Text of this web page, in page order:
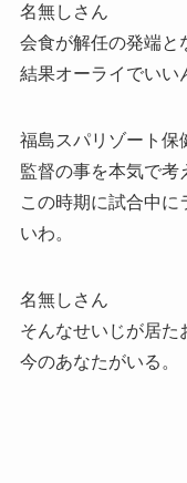
名無しさん
会食が解任の発端と
結果オーライでいい
福島スパリゾート保
監督の事を本気で考
この時期に試合中
いわ。
名無しさん
そんなせいじが居た
今のあなたがいる。